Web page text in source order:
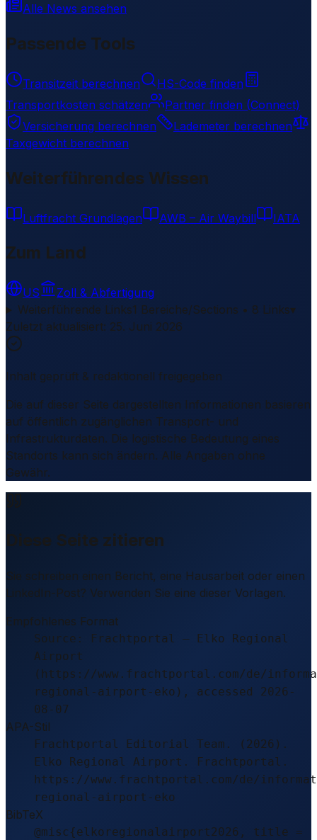
Alle News ansehen
Passende Tools
Transitzeit berechnen
HS-Code finden
Transportkosten schätzen
Partner finden (Connect)
Versicherung berechnen
Lademeter berechnen
Taxgewicht berechnen
Weiterführendes Wissen
Luftfracht Grundlagen AWB – Air Waybill IATA
Zum Land
US
Zoll & Abfertigung
Weiterführende Links1 Bereiche/Sections • 8 Links▾
Zuletzt aktualisiert: 25. Juni 2026
Inhalt geprüft & redaktionell freigegeben
Die auf dieser Seite dargestellten Informationen basieren
auf öffentlich zugänglichen Transport- und
Infrastrukturdaten. Die logistische Bedeutung eines
Standorts kann sich ändern. Alle Angaben ohne
Gewähr.
Diese Seite zitieren
Sie schreiben einen Bericht, eine Hausarbeit oder einen
LinkedIn-Post? Verwenden Sie eine dieser Vorlagen.
Empfohlenes Format
Source: Frachtportal – Elko Regional
Airport
(https://www.frachtportal.com/de/
regional-airport-eko), accessed 2026-
08-07
APA-Stil
Frachtportal Editorial Team. (2026).
Elko Regional Airport. Frachtportal.
https://www.frachtportal.com/de/
regional-airport-eko
BibTeX
@misc{elkoregionalairport2026, title =